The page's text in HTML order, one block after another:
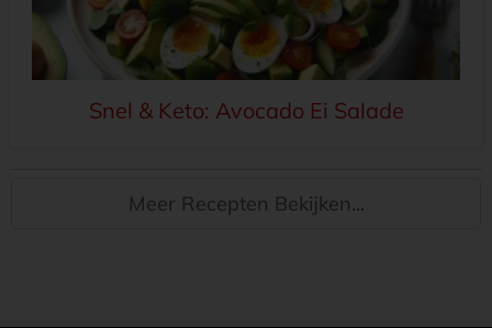
Snel & Keto: Avocado Ei Salade
Meer Recepten Bekijken...